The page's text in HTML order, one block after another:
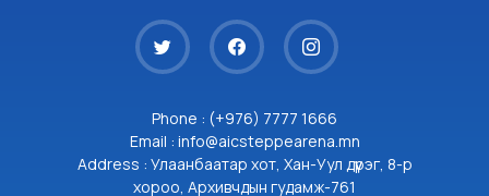
Phone : (+976) 7777 1666
Email : info@aicsteppearena.mn
Address : Улаанбаатар хот, Хан-Уул дүүрэг, 8-р
хороо, Архивчдын гудамж-761